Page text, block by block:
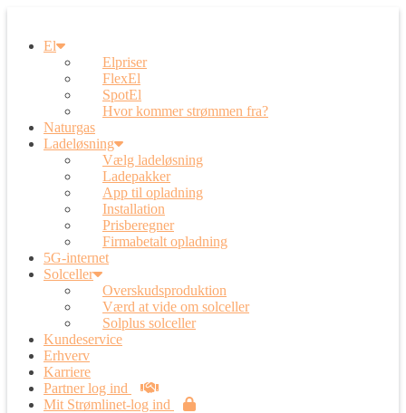
El
Elpriser
FlexEl
SpotEl
Hvor kommer strømmen fra?
Naturgas
Ladeløsning
Vælg ladeløsning
Ladepakker
App til opladning
Installation
Prisberegner
Firmabetalt opladning
5G-internet
Solceller
Overskudsproduktion
Værd at vide om solceller
Solplus solceller
Kundeservice
Erhverv
Karriere
Partner log ind
Mit Strømlinet-log ind